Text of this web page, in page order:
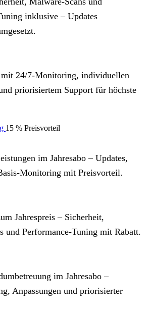
inklusive – Updates
24/7‑Monitoring, individuellen
priorisiertem Support für höchste
15 % Preisvorteil
im Jahresabo – Updates,
mit Preisvorteil.
Jahrespreis – Sicherheit,
und Performance‑Tuning mit Rabatt.
im Jahresabo –
Anpassungen und priorisierter